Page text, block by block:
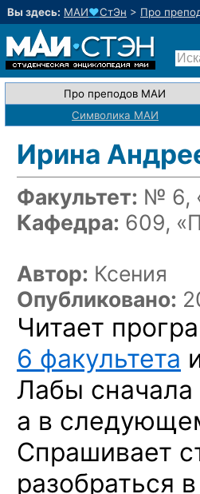
Вы здесь: МАИ♥СтЭн > Про
Про преподов МАИ
Символика МАИ
Ирина
Факультет: № 6,
Кафедра: 609,
Автор: Ксения
Опубликовано:
Читает
6 факультета
Лабы сначала
а в
Спрашивает
разобраться